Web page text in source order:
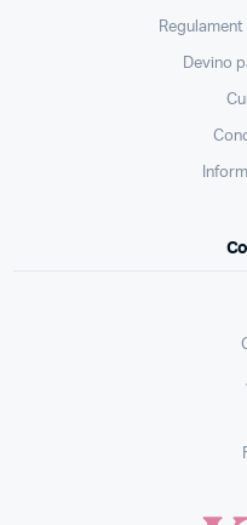
Devino